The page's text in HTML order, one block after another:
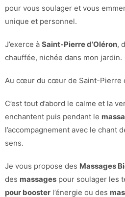
pour vous soulager et vous
unique et personnel.
J’exerce à Saint-Pierre d’Oléron,
chauffée, nichée dans mon jardin.
Au cœur du cœur de Saint-Pierre
C’est tout d’abord le calme et la
enchantent puis pendant le
l’accompagnement avec le chant
sens.
Je vous propose des Massages
des massages pour soulager les
pour booster l’énergie ou des